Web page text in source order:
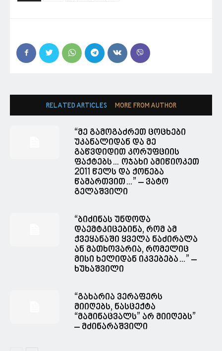
RELATED ARTICLES MORE FROM AUTHOR
“მე გამოგაძრეთ ცოცხები
უკანალიდან და მე
გაწვდიდით კორუფციის
ფაქტებს… ოჯახი ამიწიოკეთ
2011 წელს და ქონება
წამართვით…” – ვატო
გელაშვილი
“ბიძინას უნდოდა
დაემტკიცებინა, რომ ამ
ქვეყანაში ყველა ნაძირალა
ან მათხოვარია, რომელიც
მისი ხელიდან იკვებება…” –
ხუხაშვილი
“გახარია ვერაფერს
მიიღებს, ნასცექტა
“მამინაცვალს” არ მიიღებს”
– მძინარაშვილი